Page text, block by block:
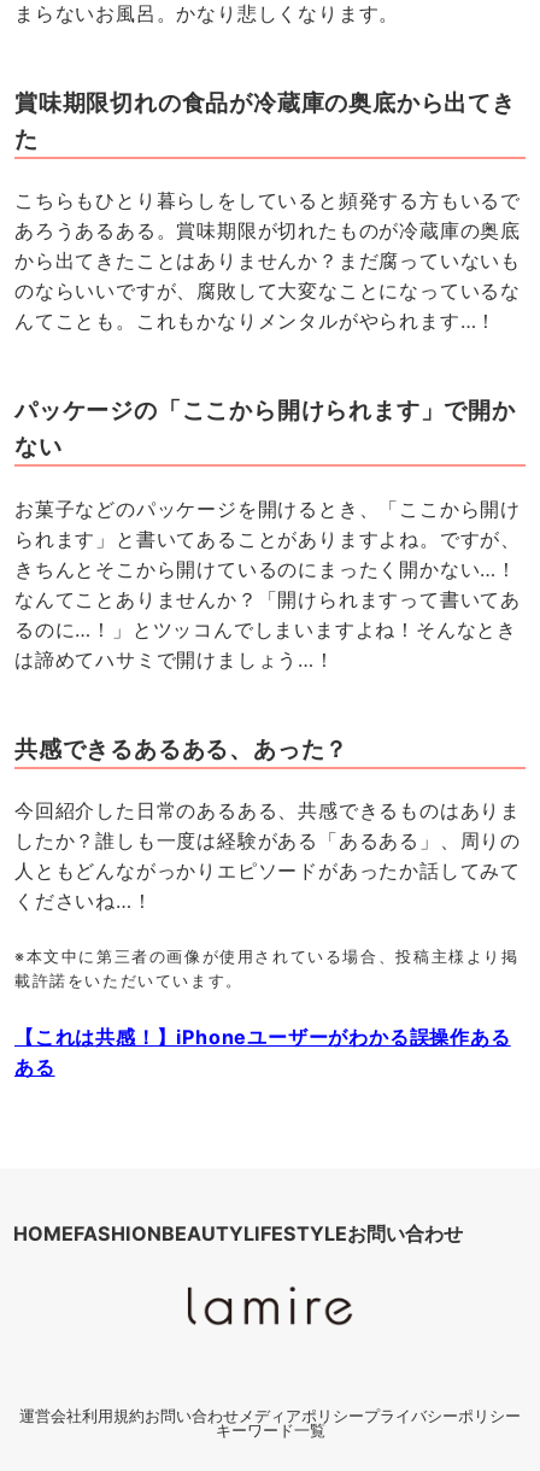
まらないお風呂。かなり悲しくなります。
賞味期限切れの食品が冷蔵庫の奥底から出てき
た
こちらもひとり暮らしをしていると頻発する方もいるで
あろうあるある。賞味期限が切れたものが冷蔵庫の奥底
から出てきたことはありませんか？まだ腐っていないも
のならいいですが、腐敗して大変なことになっているな
んてことも。これもかなりメンタルがやられます…！
パッケージの「ここから開けられます」で開か
ない
お菓子などのパッケージを開けるとき、「ここから開け
られます」と書いてあることがありますよね。ですが、
きちんとそこから開けているのにまったく開かない…！
なんてことありませんか？「開けられますって書いてあ
るのに…！」とツッコんでしまいますよね！そんなとき
は諦めてハサミで開けましょう…！
共感できるあるある、あった？
今回紹介した日常のあるある、共感できるものはありま
したか？誰しも一度は経験がある「あるある」、周りの
人ともどんながっかりエピソードがあったか話してみて
くださいね…！
※本文中に第三者の画像が使用されている場合、投稿主様より掲
載許諾をいただいています。
【これは共感！】iPhoneユーザーがわかる誤操作ある
ある
HOMEFASHIONBEAUTYLIFESTYLEお問い合わせ
運営会社利用規約お問い合わせメディアポリシープライバシーポリシー
キーワード一覧